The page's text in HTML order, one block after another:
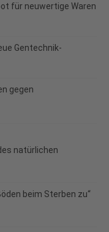
für neuwertige Waren
Gentechnik-
gegen
natürlichen
beim Sterben zu“